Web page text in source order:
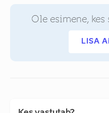
Ole esimene,
LISA